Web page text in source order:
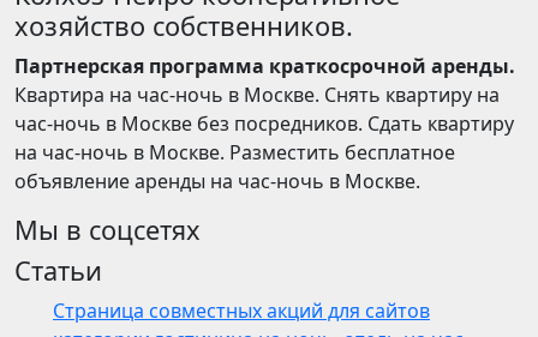
хозяйство собственников.
Партнерская программа краткосрочной аренды.
Квартира на час-ночь в Москве. Снять квартиру на
час-ночь в Москве без посредников. Сдать квартиру
на час-ночь в Москве. Разместить бесплатное
объявление аренды на час-ночь в Москве.
Мы в соцсетях
Статьи
Страница совместных акций для сайтов